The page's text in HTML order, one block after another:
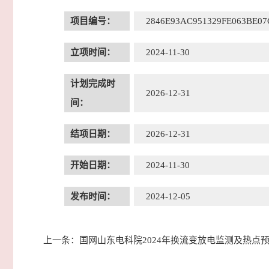
项目编号：
立项时间： 2024-11-30
计划完成时
间：
2026-12-31
结项日期： 2026-12-31
开始日期： 2024-11-30
发布时间： 2024-12-05
上一条： 国网山东电科院2024年换流变放电监测及热点